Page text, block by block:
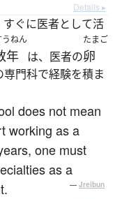
Details ▸
ぐに医者として活
うねん
年 は、医者の
たまご
卵
門科で経験を積ま
does not mean
working as a
one must
as a
— Jreibun